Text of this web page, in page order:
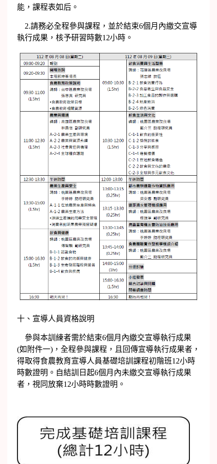
能，課程表如后。
2.請務必全程參與課程，並於結束6個月內繳交宣導
執行成果，核予研習時數12小時。
十、宣導人員資格說明
參與本訓練者需於結束6個月內繳交宣導執行成果
(如附件一)，全程參與課程，且回傳宣導執行成果者，
得取得食農教育宣導人員基礎培訓課程初階班12小時
時數證明。自結訓日起6個月內未繳交宣導執行成果
者，視同放棄12小時時數證明。